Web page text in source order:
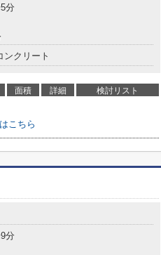
分
ンクリート
面積 詳細 検討リスト
こちら
分